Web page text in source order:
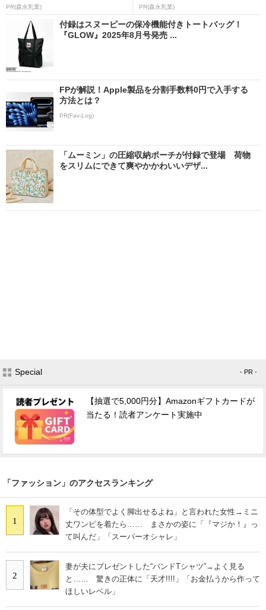
PR(森永乳業) PR(森永乳業)
付録はスヌーピーの保冷機能付きトートバッグ！
『GLOW』2025年8月号発売 ...
FPが解説！Apple製品を分割手数料0円で入手する
方法とは？
PR(Fav-Log)
「ムーミン」の圧縮収納ポーチが付録で登場 荷物
をスリムにできて爽やかかわいいデザ...
Special - PR -
【抽選で5,000円分】Amazonギフトカードが
当たる！読者アンケート実施中
「ファッション」のアクセスランキング
1
「その体型でよく脚出せるよね」と言われた女性→ミニ
丈ワンピを着たら…… まさかの姿に「『マジか！』っ
て叫んだ」「スーパーオシャレ」
2
妻が夫にプレゼントした“バンドTシャツ”→よく見る
と…… 驚きの正体に「天才!!!!」「お金払うから作って
ほしいレベル」